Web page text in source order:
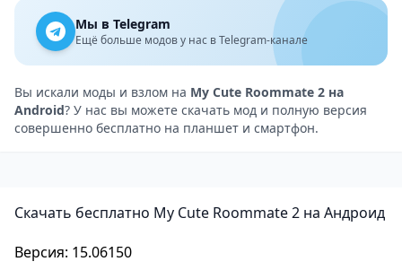
персонажами. Вы можете улучшать свои навыки,
открывать новые возможности для взаимодействия
и, в конечном итоге, влиять на концовку. Эта
система делает каждое прохождение уникальным.
Графика и технические аспекты
Одной из главных изюминок My Cute Roommate 2
более живыми и реалистичными. Проект
детализации, что редко встречается в играх
Мы в Telegram
Ещё больше модов у нас в Telegram-канале
Вы искали моды и взлом на My Cute Roommate 2 на
Android? У нас вы можете скачать мод и полную версия
совершенно бесплатно на планшет и смартфон.
Скачать бесплатно My Cute Roommate 2 на Андроид
Версия: 15.06150